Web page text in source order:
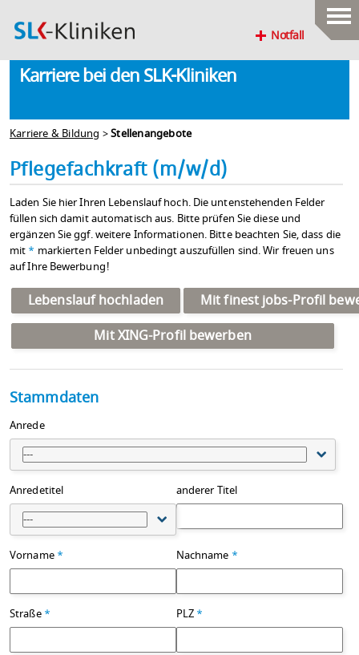
Notfall
Karriere bei den SLK-Kliniken
Karriere & Bildung >Stellenangebote
Pflegefachkraft (m/w/d)
Laden Sie hier Ihren Lebenslauf hoch. Die untenstehenden Felder
füllen sich damit automatisch aus. Bitte prüfen Sie diese und
ergänzen Sie ggf. weitere Informationen. Bitte beachten Sie, dass die
mit * markierten Felder unbedingt auszufüllen sind. Wir freuen uns
auf Ihre Bewerbung!
Lebenslauf hochladen
Mit finest jobs-Profil
Mit XING-Profil bewerben
Stammdaten
Anrede
---
Anredetitel
---
anderer Titel
Vorname * Nachname *
Straße * PLZ *